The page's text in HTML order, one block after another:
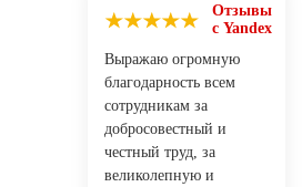
Отзывы
с Yandex
Выражаю огромную
благодарность всем
сотрудникам за
добросовестный и
честный труд, за
великолепную и